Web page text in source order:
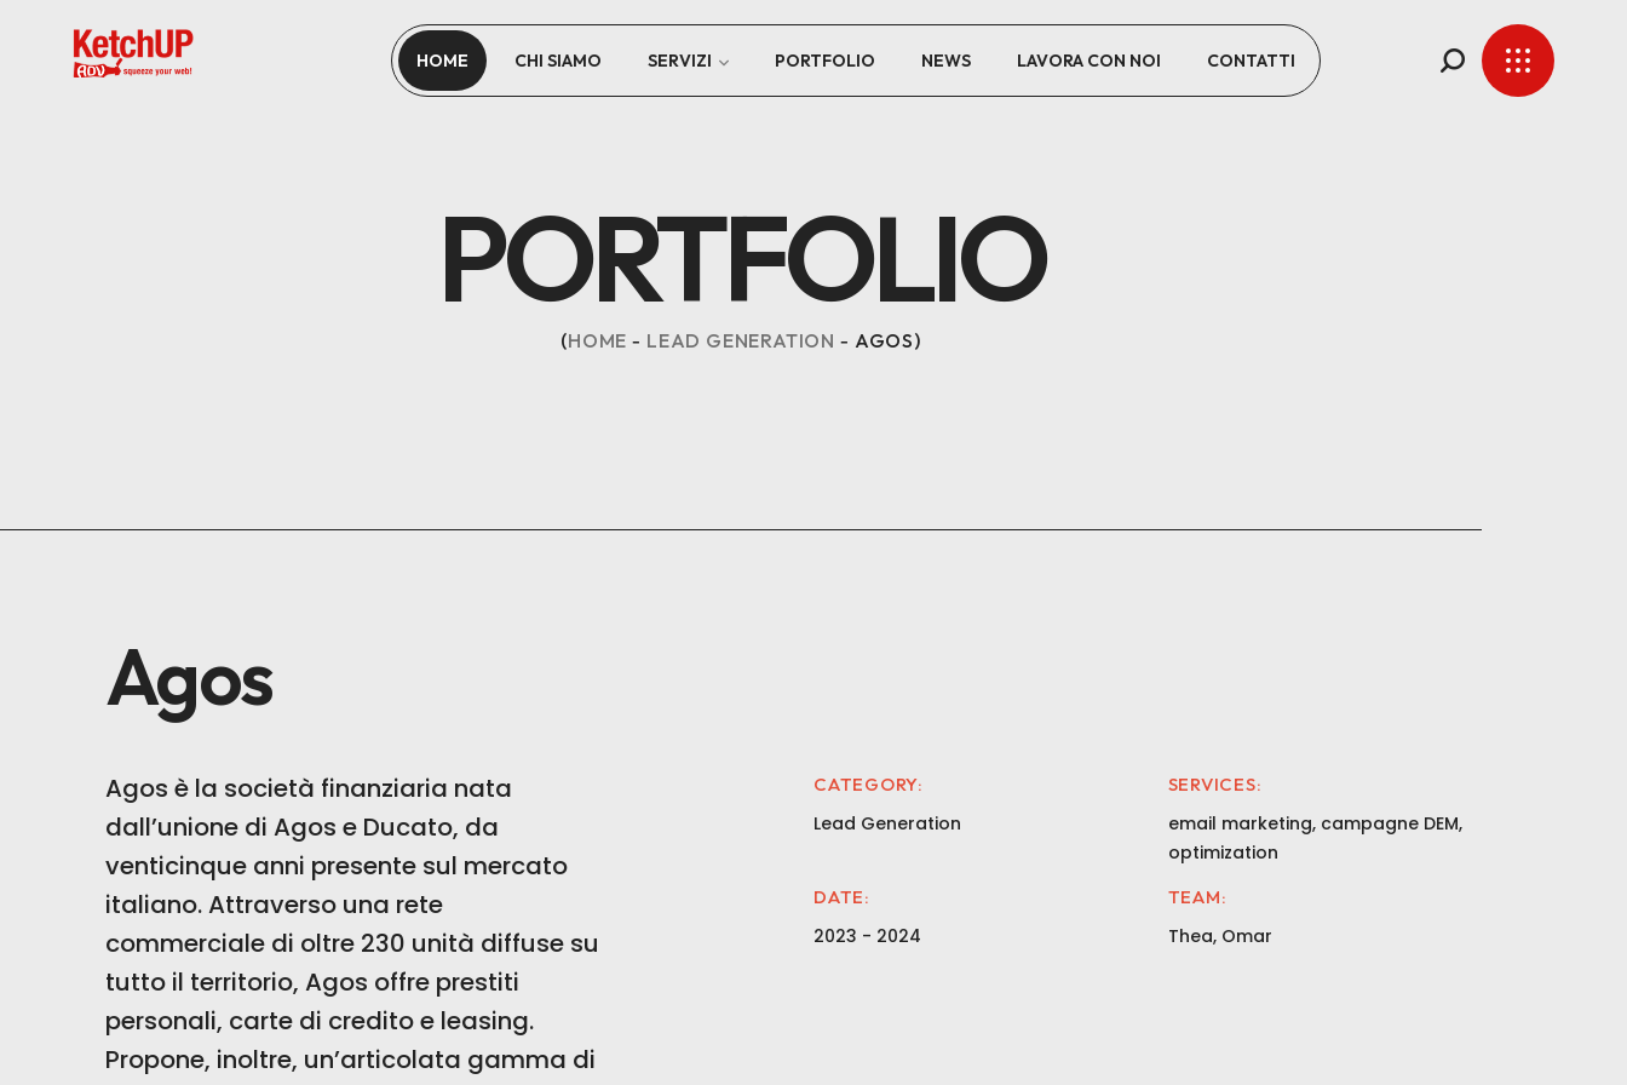
HOME CHI SIAMO SERVIZI PORTFOLIO NEWS LAVORA CON NOI CONTATTI
PORTFOLIO
HOME LEAD GENERATION AGOS
Agos
Agos è la società finanziaria nata
dall’unione di Agos e Ducato, da
venticinque anni presente sul mercato
italiano. Attraverso una rete
commerciale di oltre 230 unità diffuse su
tutto il territorio, Agos offre prestiti
personali, carte di credito e leasing.
Propone, inoltre, un’articolata gamma di
CATEGORY:
Lead Generation
SERVICES:
email marketing, campagne DEM,
optimization
DATE:
2023 - 2024
TEAM:
Thea, Omar